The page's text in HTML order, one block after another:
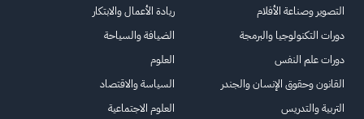
التصوير وصناعة الأفلام
دورات التكنولوجيا والبرمجة
دورات علم النفس
القانون وحقوق الإنسان والجندر
التربية والتدريس
ريادة الأعمال والابتكار
الضيافة والسياحة
العلوم
السياسة والاقتصاد
العلوم الاجتماعية